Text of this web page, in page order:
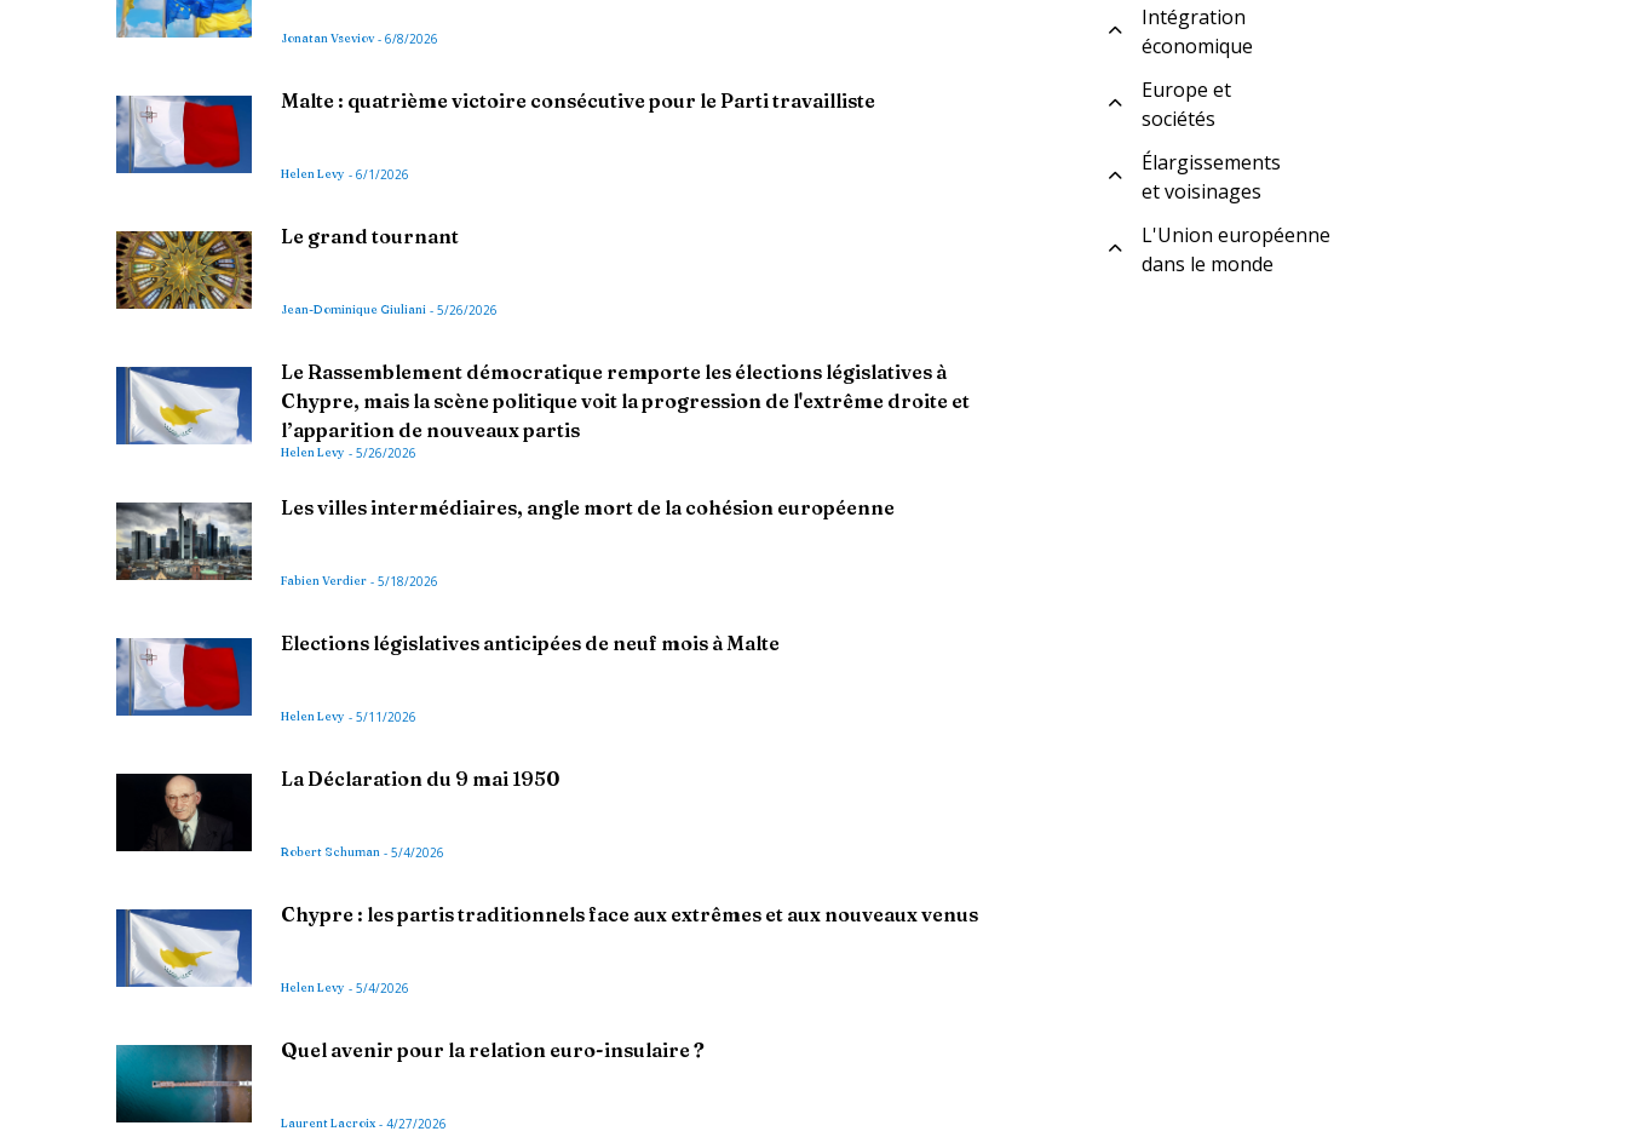
Jonatan Vseviov- 6/8/2026
Malte : quatrième victoire consécutive pour le Parti travailliste
Helen Levy - 6/1/2026
Le grand tournant
Jean-Dominique Giuliani - 5/26/2026
Le Rassemblement démocratique remporte les élections législatives à
Chypre, mais la scène politique voit la progression de l'extrême droite et
l’apparition de nouveaux partis
Helen Levy - 5/26/2026
Les villes intermédiaires, angle mort de la cohésion européenne
Fabien Verdier - 5/18/2026
Elections législatives anticipées de neuf mois à Malte
Helen Levy - 5/11/2026
La Déclaration du 9 mai 1950
Robert Schuman - 5/4/2026
Chypre : les partis traditionnels face aux extrêmes et aux nouveaux venus
Helen Levy - 5/4/2026
Quel avenir pour la relation euro-insulaire ?
Laurent Lacroix - 4/27/2026
Intégration
économique
Europe et
sociétés
Élargissements
et voisinages
L'Union européenne
dans le monde